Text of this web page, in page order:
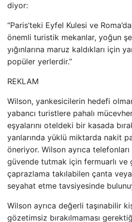
diyor:
“Paris’teki Eyfel Kulesi ve
önemli turistik mekanlar, yoğun
yığınlarına maruz kaldıkları için
popüler yerlerdir.”
REKLAM
Wilson, yankesicilerin hedefi
yabancı turistlere pahalı
eşyalarını oteldeki bir kasada
yanlarında yüklü miktarda nakit
öneriyor. Wilson ayrıca telefonları
güvende tutmak için fermuarlı
çaprazlama takılabilen çanta
seyahat etme tavsiyesinde
Wilson ayrıca değerli taşınabilir
gözetimsiz bırakılmaması